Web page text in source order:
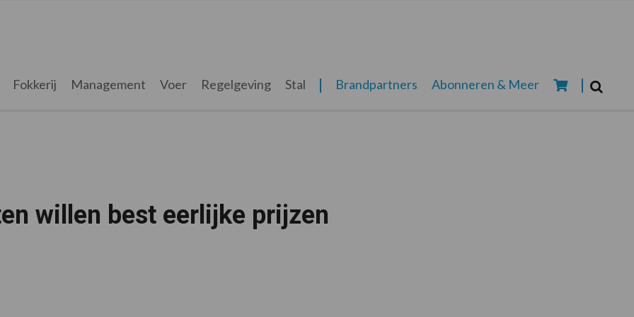
Fokkerij Management Voer Regelgeving Stal Brandpartners Abonneren & Meer
willen best eerlijke prijzen